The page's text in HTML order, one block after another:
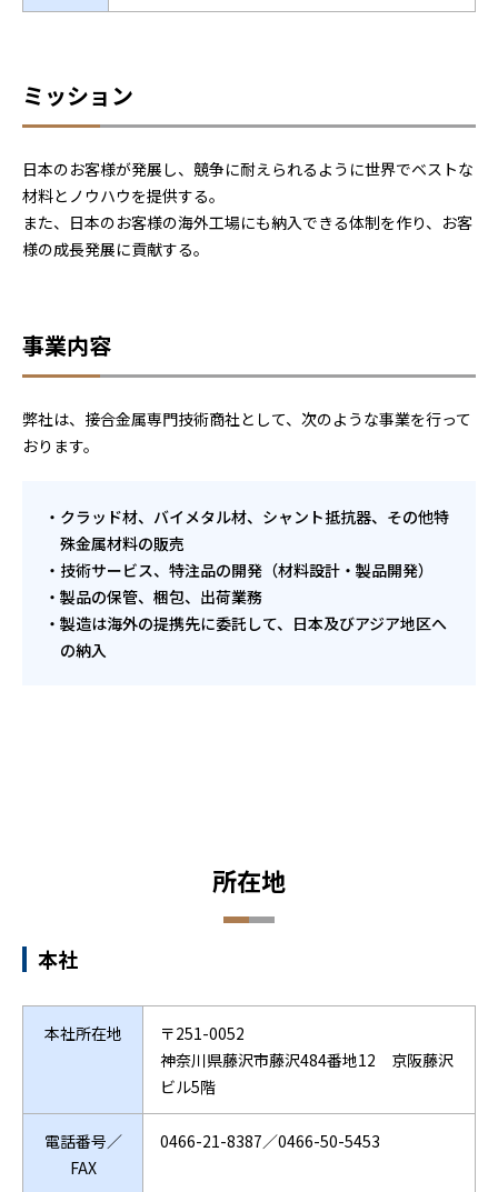
ミッション
日本のお客様が発展し、競争に耐えられるように世界でベストな
材料とノウハウを提供する。
また、日本のお客様の海外工場にも納入できる体制を作り、お客
様の成長発展に貢献する。
事業内容
弊社は、接合金属専門技術商社として、次のような事業を行って
おります。
クラッド材、バイメタル材、シャント抵抗器、その他特
殊金属材料の販売
技術サービス、特注品の開発（材料設計・製品開発）
製品の保管、梱包、出荷業務
製造は海外の提携先に委託して、日本及びアジア地区へ
の納入
所在地
本社
本社所在地
〒251-0052
神奈川県藤沢市藤沢484番地12 京阪藤沢
ビル5階
電話番号／
FAX
0466-21-8387／0466-50-5453